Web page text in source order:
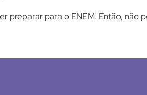
preparar para o ENEM. Então,